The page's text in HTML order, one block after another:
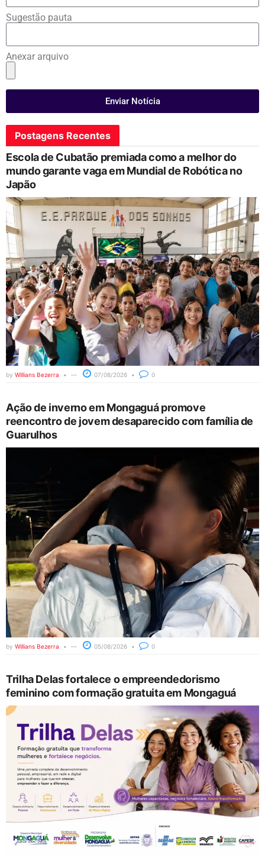
Sugestão pauta
Anexar arquivo
Enviar Notícia
Postagens Recentes
Escola de Cubatão premiada como a melhor do
mundo garante vaga em Mundial de Robótica no
Japão
by Willians Bezerra 07/08/2026 0
Ação de inverno em Mongaguá promove
reencontro de jovem desaparecido com família de
Guarulhos
by Willians Bezerra 05/08/2026 0
Trilha Delas fortalece o empreendedorismo
feminino com formação gratuita em Mongaguá